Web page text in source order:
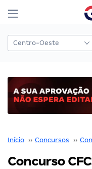
Início ›› Concursos ››
Concurso